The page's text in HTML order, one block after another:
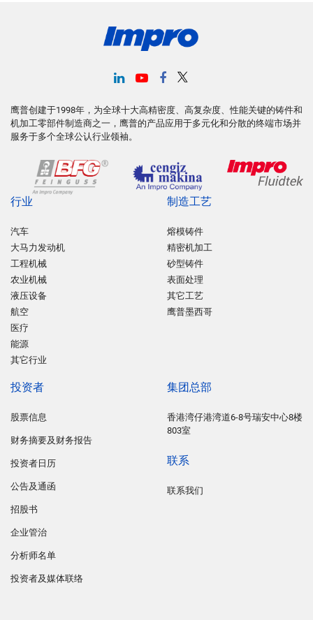
鹰普创建于1998年，为全球十大高精密度、高复杂度、性能关键的铸件和
机加工零部件制造商之一，鹰普的产品应用于多元化和分散的终端市场并
服务于多个全球公认行业领袖。
行业
汽车
大马力发动机
工程机械
农业机械
液压设备
航空
医疗
能源
其它行业
制造工艺
熔模铸件
精密机加工
砂型铸件
表面处理
其它工艺
鹰普墨西哥
投资者
股票信息
财务摘要及财务报告
投资者日历
公告及通函
招股书
企业管治
分析师名单
投资者及媒体联络
集团总部
香港湾仔港湾道6-8号瑞安中心8楼
803室
联系
联系我们